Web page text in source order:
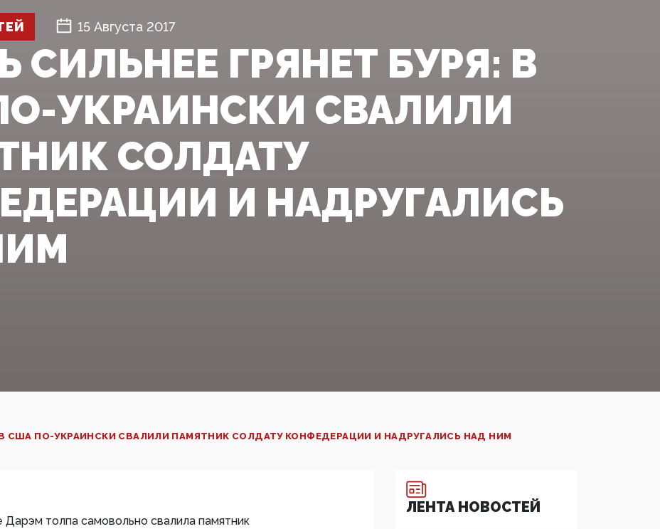
15 Августа 2017
СИЛЬНЕЕ ГРЯНЕТ БУРЯ: В
УКРАИНСКИ СВАЛИЛИ
СОЛДАТУ
И НАДРУГАЛИСЬ
В США ПО-УКРАИНСКИ СВАЛИЛИ ПАМЯТНИК СОЛДАТУ КОНФЕДЕРАЦИИ И НАДРУГАЛИСЬ НАД НИМ
толпа самовольно свалила памятник
ЛЕНТА НОВОСТЕЙ